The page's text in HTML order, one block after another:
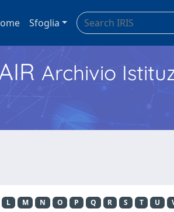
Sfoglia
Archivio
L M N O P Q R S T U